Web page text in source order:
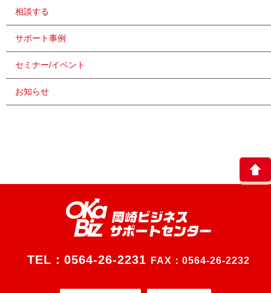
相談する
サポート事例
セミナー/イベント
お知らせ
TEL： 0564-26-2231 FAX：0564-26-2232